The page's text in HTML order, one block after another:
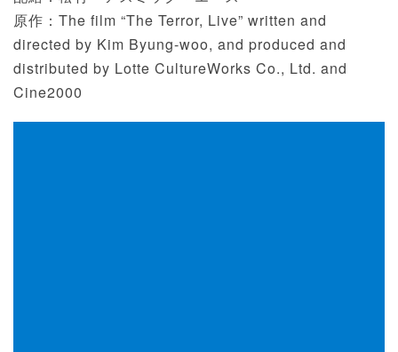
原作：The film “The Terror, Live” written and
directed by Kim Byung-woo, and produced and
distributed by Lotte CultureWorks Co., Ltd. and
Cine2000